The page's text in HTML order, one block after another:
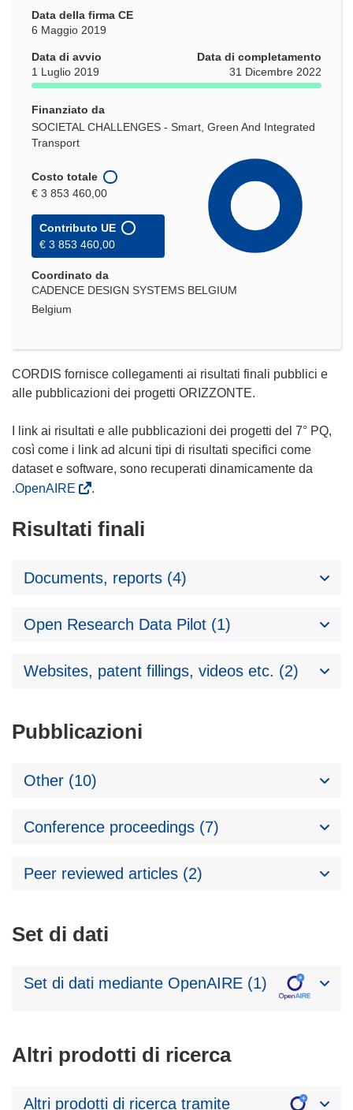
Data della firma CE
6 Maggio 2019
Data di avvio
1 Luglio 2019
Data di completamento
31 Dicembre 2022
Finanziato da
SOCIETAL CHALLENGES - Smart, Green And Integrated
Transport
Costo totale
€ 3 853 460,00
Contributo UE
€ 3 853 460,00
Coordinato da
CADENCE DESIGN SYSTEMS BELGIUM
Belgium
CORDIS fornisce collegamenti ai risultati finali pubblici e
alle pubblicazioni dei progetti ORIZZONTE.
I link ai risultati e alle pubblicazioni dei progetti del 7° PQ,
così come i link ad alcuni tipi di risultati specifici come
dataset e software, sono recuperati dinamicamente da
.OpenAIRE
.
Risultati finali
Documents, reports (4)
Open Research Data Pilot (1)
Websites, patent fillings, videos etc. (2)
Pubblicazioni
Other (10)
Conference proceedings (7)
Peer reviewed articles (2)
Set di dati
Set di dati mediante OpenAIRE (1)
Altri prodotti di ricerca
Altri prodotti di ricerca tramite